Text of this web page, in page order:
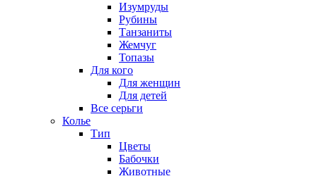
Изумруды
Рубины
Танзаниты
Жемчуг
Топазы
Для кого
Для женщин
Для детей
Все серьги
Колье
Тип
Цветы
Бабочки
Животные